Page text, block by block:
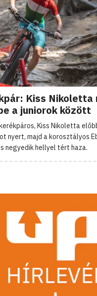
Kiss
a juniorok között
Kiss Nikoletta
nyert, majd a korosztályos
negyedik hellyel tért haza.